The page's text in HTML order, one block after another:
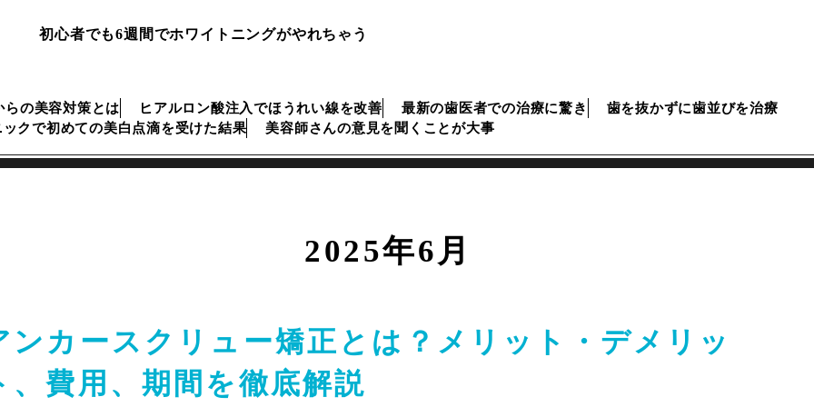
初心者でも6週間でホワイトニングがやれちゃう
らの美容対策とは ヒアルロン酸注入でほうれい線を改善 最新の歯医者での治療に驚き
歯を抜かずに歯並びを治療
クで初めての美白点滴を受けた結果
美容師さんの意見を聞くことが大事
2025年6月
ンカースクリュー矯正とは？メリット・デメリッ
、費用、期間を徹底解説